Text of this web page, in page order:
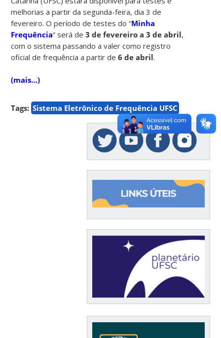
melhorias a partir da segunda-feira, dia 3 de
fevereiro. O período de testes do “Minha
Frequência” será de 3 de fevereiro a 3 de abril,
com o sistema passando a valer como registro
oficial de frequência a partir de 6 de abril.
(mais…)
Tags: Sistema Eletrônico de Frequência UFSC